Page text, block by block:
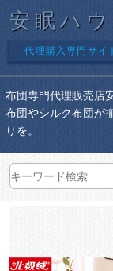
安眠ハウ
代理購入専門サイ
布団専門代理販売店
布団やシルク布団が
りを。